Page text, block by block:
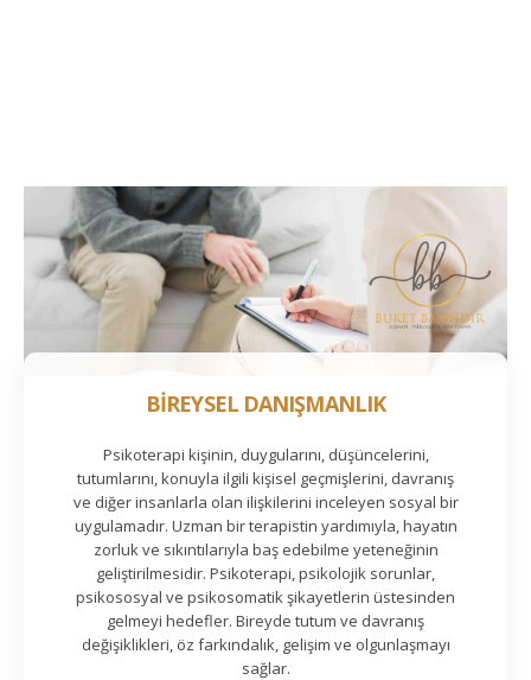
BİREYSEL DANIŞMANLIK
Psikoterapi kişinin, duygularını, düşüncelerini,
tutumlarını, konuyla ilgili kişisel geçmişlerini, davranış
ve diğer insanlarla olan ilişkilerini inceleyen sosyal bir
uygulamadır. Uzman bir terapistin yardımıyla, hayatın
zorluk ve sıkıntılarıyla baş edebilme yeteneğinin
geliştirilmesidir. Psikoterapi, psikolojik sorunlar,
psikososyal ve psikosomatik şikayetlerin üstesinden
gelmeyi hedefler. Bireyde tutum ve davranış
değişiklikleri, öz farkındalık, gelişim ve olgunlaşmayı
sağlar.